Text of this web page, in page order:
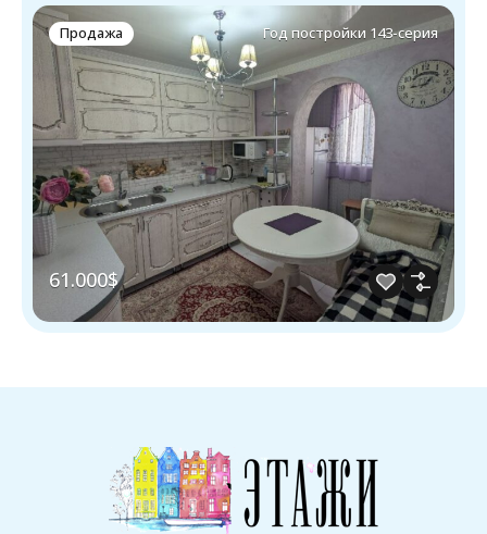
Продажа Год постройки 143-серия
61.000$